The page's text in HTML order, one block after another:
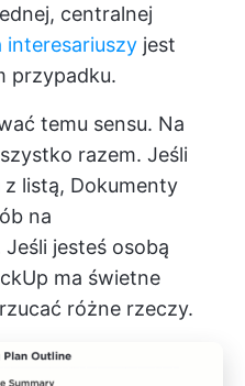
centralnej
interesariuszy jest
przypadku.
temu sensu. Na
razem. Jeśli
listą, Dokumenty
na
jesteś osobą
ma świetne
różne rzeczy.